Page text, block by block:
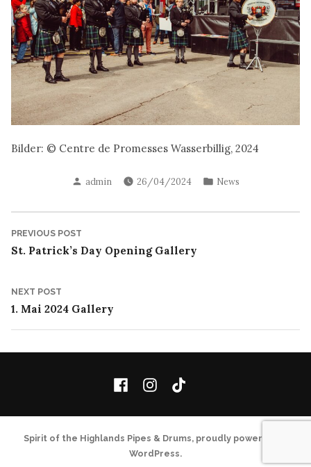
Bilder: © Centre de Promesses Wasserbillig, 2024
Posted
admin 26/04/2024
Posted
News
Post
navigation
PREVIOUS POST
post:
St. Patrick’s Day Opening Gallery
NEXT POST
post:
1. Mai 2024 Gallery
FacebookInstagramTikTok
Spirit of the Highlands Pipes & Drums, proudly powered by
WordPress.